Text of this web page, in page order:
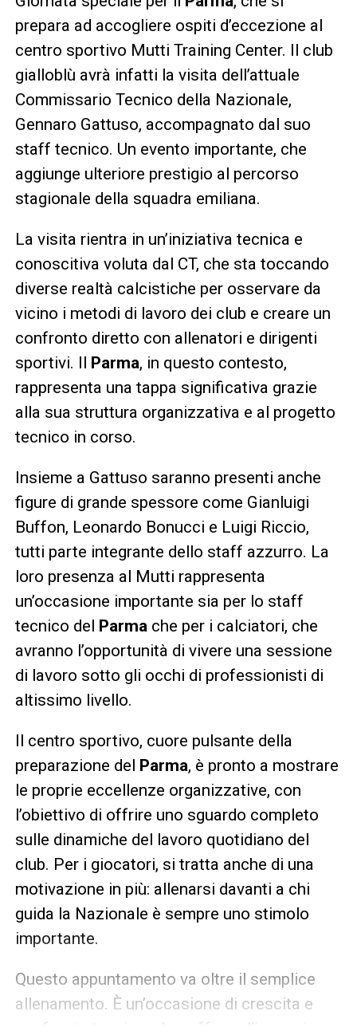
prepara ad accogliere ospiti d’eccezione al
centro sportivo Mutti Training Center. Il club
gialloblù avrà infatti la visita dell’attuale
Commissario Tecnico della Nazionale,
Gennaro Gattuso, accompagnato dal suo
staff tecnico. Un evento importante, che
aggiunge ulteriore prestigio al percorso
stagionale della squadra emiliana.
La visita rientra in un’iniziativa tecnica e
conoscitiva voluta dal CT, che sta toccando
diverse realtà calcistiche per osservare da
vicino i metodi di lavoro dei club e creare un
confronto diretto con allenatori e dirigenti
sportivi. Il Parma, in questo contesto,
rappresenta una tappa significativa grazie
alla sua struttura organizzativa e al progetto
tecnico in corso.
Insieme a Gattuso saranno presenti anche
figure di grande spessore come Gianluigi
Buffon, Leonardo Bonucci e Luigi Riccio,
tutti parte integrante dello staff azzurro. La
loro presenza al Mutti rappresenta
un’occasione importante sia per lo staff
tecnico del Parma che per i calciatori, che
avranno l’opportunità di vivere una sessione
di lavoro sotto gli occhi di professionisti di
altissimo livello.
Il centro sportivo, cuore pulsante della
preparazione del Parma, è pronto a mostrare
le proprie eccellenze organizzative, con
l’obiettivo di offrire uno sguardo completo
sulle dinamiche del lavoro quotidiano del
club. Per i giocatori, si tratta anche di una
motivazione in più: allenarsi davanti a chi
guida la Nazionale è sempre uno stimolo
importante.
Questo appuntamento va oltre il semplice
allenamento. È un’occasione di crescita e